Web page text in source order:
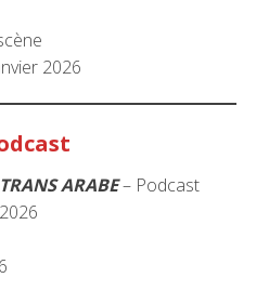
2026
ARABE– Podcast